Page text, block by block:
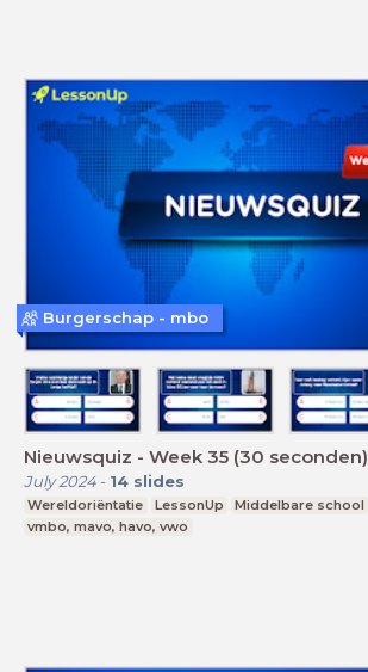
Nieuwsquiz - Week 35 (30 seconden)
July 2024- 14 slides
Wereldoriëntatie LessonUp Middelbare school
vmbo, mavo, havo, vwo
Burgerschap - mbo